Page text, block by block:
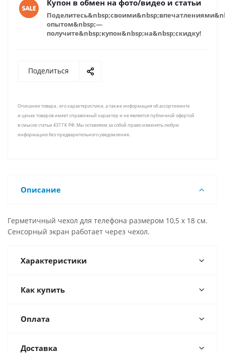
Купон в обмен на фото/видео и статьи
опытом&nbsp;—
получите&nbsp;купон&nbsp;на&nbsp;скидку!
Поделиться
Описание товара , его характеристики, а также информация об ассортименте
и ценах товаров имеет справочный характер и не является публичной офертой
в смысле статьи 437 ГК РФ. Мы оставляем за собой право изменять любую
информацию без предварительного уведомления.
Описание
Герметичный чехол для телефона размером 10,5 х 18 см.
Сенсорный экран работает через чехол.
Характеристики
Как купить
Оплата
Доставка